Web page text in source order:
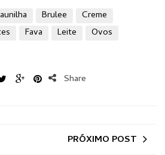
Brulee
Creme
Fava Leite
Ovos
Share
PRÓXIMO POST